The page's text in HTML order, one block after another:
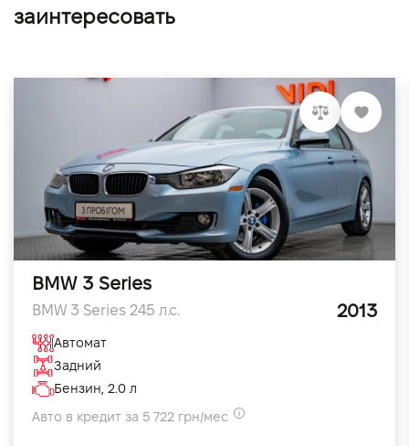
заинтересовать
BMW 3 Series
BMW 3 Series 245 л.с. 2013
Автомат
Задний
Бензин, 2.0 л
Авто в кредит за 5 722 грн/мес